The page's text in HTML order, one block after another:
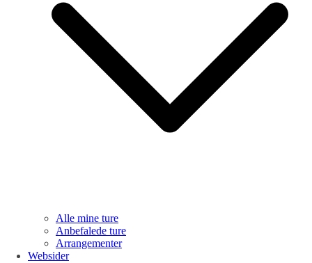
Alle mine ture
Anbefalede ture
Arrangementer
Websider